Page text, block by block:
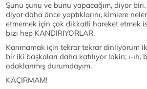
Şunu şunu ve bunu yapacağım, diyor
diyor daha önce yaptıklarını, kimlere
etmemek için çok dikkatli hareket etmek
bizi hep KANDIRIYORLAR.
Kanmamak için tekrar tekrar dinliyorum
bir iki başkaları daha katılıyor lakin; ı-ıh,
odaklanmış durumdayım.
KAÇIRMAM!